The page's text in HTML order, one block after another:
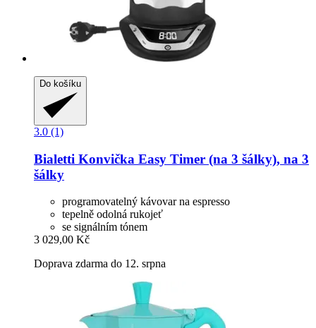
Do košíku
3.0 (1)
Bialetti Konvička Easy Timer (na 3 šálky), na 3
šálky
programovatelný kávovar na espresso
tepelně odolná rukojeť
se signálním tónem
3 029,00 Kč
Doprava zdarma do 12. srpna